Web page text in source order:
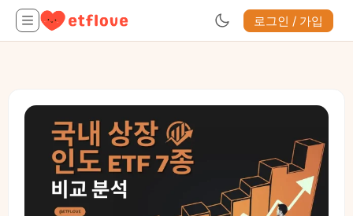
로그인 / 가입